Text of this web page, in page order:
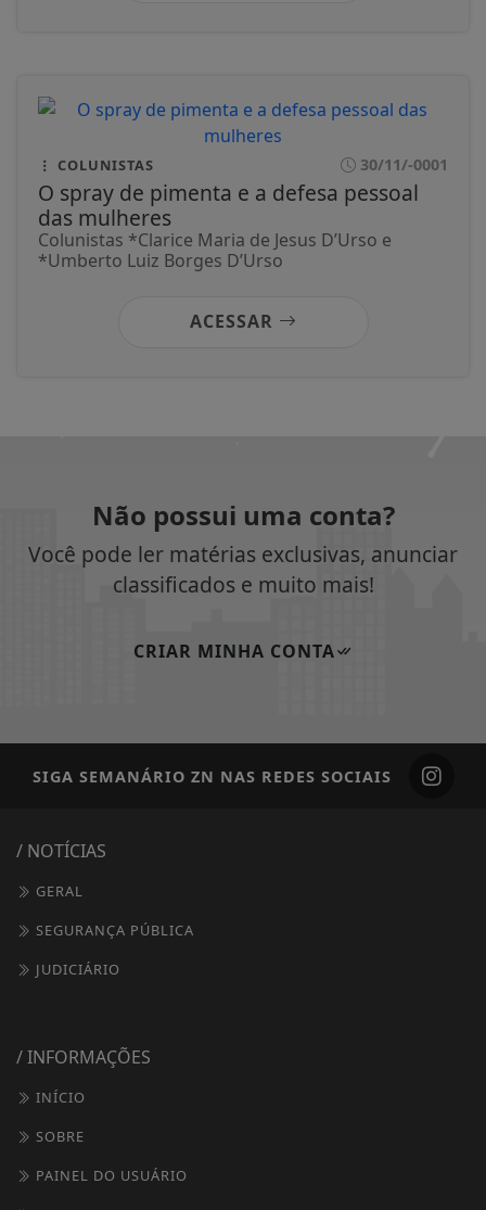
COLUNISTAS 30/11/-0001
O spray de pimenta e a defesa pessoal
das mulheres
Colunistas *Clarice Maria de Jesus D’Urso e
*Umberto Luiz Borges D’Urso
ACESSAR
Não possui uma conta?
Você pode ler matérias exclusivas, anunciar
classificados e muito mais!
CRIAR MINHA CONTA
SIGA SEMANÁRIO ZN NAS REDES SOCIAIS
/ NOTÍCIAS
GERAL
SEGURANÇA PÚBLICA
JUDICIÁRIO
/ INFORMAÇÕES
INÍCIO
SOBRE
PAINEL DO USUÁRIO